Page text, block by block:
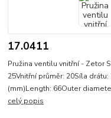
17.0411
Pružina ventilu vnitřní - Zetor
25Vnitřní průměr: 20Síla
(mm)Length: 66Outer
celý popis